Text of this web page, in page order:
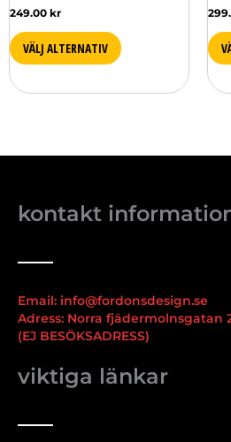
249.00 kr
VÄLJ ALTERNATIV
kontakt
Email: info@fordonsdesign.se
Adress: Norra fjädermolnsgatan
(EJ BESÖKSADRESS)
viktiga länkar